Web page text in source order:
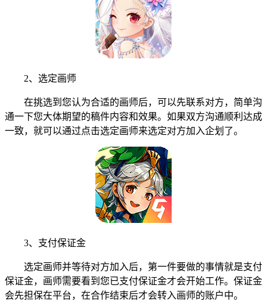
2、选定画师
在挑选到您认为合适的画师后，可以先联系对方，简单沟
通一下您大体期望的稿件内容和效果。如果双方沟通顺利达成
一致，就可以通过点击选定画师来选定对方加入企划了。
3、支付保证金
选定画师并等待对方加入后，第一件要做的事情就是支付
保证金，画师需要看到您已支付保证金才会开始工作。保证金
会先担保在平台，在合作结束后才会转入画师的账户中。